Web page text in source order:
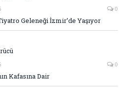
0
Geleneği İzmir’de Yaşıyor
0
Kafasına Dair